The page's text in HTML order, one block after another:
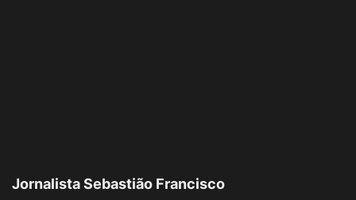
Jornalista Sebastião Francisco